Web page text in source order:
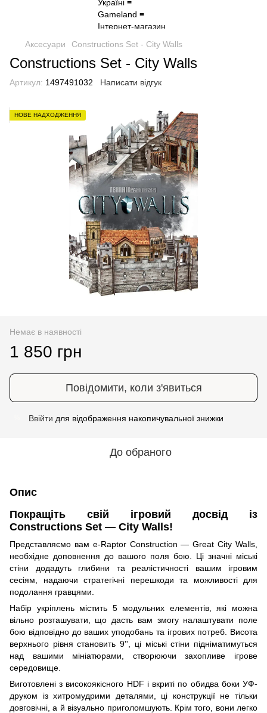
Аксесуари Constructions Set - City Walls
Constructions Set - City Walls
Артикул: 1497491032 Написати відгук
НОВЕ НАДХОДЖЕННЯ
Немає в наявності
1 850 грн
Повідомити, коли з'явиться
Ввійти для відображення накопичувальної знижки
До обраного
Опис
Покращіть свій ігровий досвід із
Constructions Set — City Walls!
Представляємо вам e-Raptor Construction — Great City Walls,
необхідне доповнення до вашого поля бою. Ці значні міські
стіни додадуть глибини та реалістичності вашим ігровим
сесіям, надаючи стратегічні перешкоди та можливості для
подолання гравцями.
Набір укріплень містить 5 модульних елементів, які можна
вільно розташувати, що дасть вам змогу налаштувати поле
бою відповідно до ваших уподобань та ігрових потреб. Висота
верхнього рівня становить 9'', ці міські стіни підніматимуться
над вашими мініатюрами, створюючи захопливе ігрове
середовище.
Виготовлені з високоякісного HDF і вкриті по обидва боки УФ-
друком із хитромудрими деталями, ці конструкції не тільки
довговічні, а й візуально приголомшують. Крім того, вони легко